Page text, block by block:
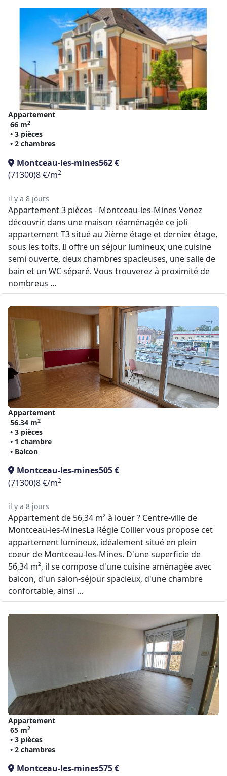
Appartement
66 m2
• 3 pièces
• 2 chambres
Montceau-les-mines562 €
(71300)8 €/m2
il y a 8 jours
Appartement 3 pièces - Montceau-les-Mines Venez
découvrir dans une maison réaménagée ce joli
appartement T3 situé au 2ième étage et dernier étage,
sous les toits. Il offre un séjour lumineux, une cuisine
semi ouverte, deux chambres spacieuses, une salle de
bain et un WC séparé. Vous trouverez à proximité de
nombreus ...
Appartement
56.34 m2
• 3 pièces
• 1 chambre
• Balcon
Montceau-les-mines505 €
(71300)8 €/m2
il y a 8 jours
Appartement de 56,34 m² à louer ? Centre-ville de
Montceau-les-MinesLa Régie Collier vous propose cet
appartement lumineux, idéalement situé en plein
coeur de Montceau-les-Mines. D'une superficie de
56,34 m², il se compose d'une cuisine aménagée avec
balcon, d'un salon-séjour spacieux, d'une chambre
confortable, ainsi ...
Appartement
65 m2
• 3 pièces
• 2 chambres
Montceau-les-mines575 €